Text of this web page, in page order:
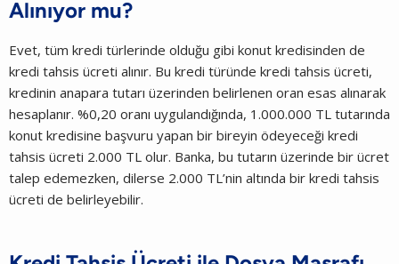
Alınıyor mu?
Evet, tüm kredi türlerinde olduğu gibi konut kredisinden de
kredi tahsis ücreti alınır. Bu kredi türünde kredi tahsis ücreti,
kredinin anapara tutarı üzerinden belirlenen oran esas alınarak
hesaplanır. %0,20 oranı uygulandığında, 1.000.000 TL tutarında
konut kredisine başvuru yapan bir bireyin ödeyeceği kredi
tahsis ücreti 2.000 TL olur. Banka, bu tutarın üzerinde bir ücret
talep edemezken, dilerse 2.000 TL’nin altında bir kredi tahsis
ücreti de belirleyebilir.